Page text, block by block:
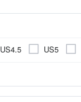
US4.5 US5
EU39 EU40